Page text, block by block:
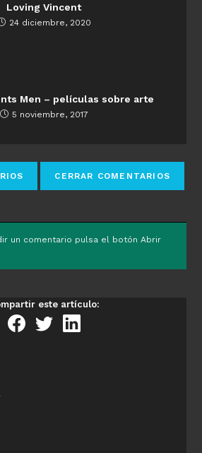
Loving Vincent
24 diciembre, 2020
Men – películas sobre arte
5 noviembre, 2017
un comentario pulsa el botón Abrir
este artículo: